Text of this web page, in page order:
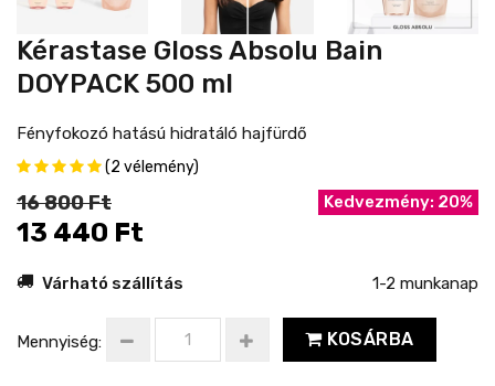
Kérastase Gloss Absolu Bain
DOYPACK 500 ml
Fényfokozó hatású hidratáló hajfürdő
(2 vélemény)
16 800 Ft
13 440 Ft
Kedvezmény: 20%
Várható szállítás 1-2 munkanap
Mennyiség: KOSÁRBA